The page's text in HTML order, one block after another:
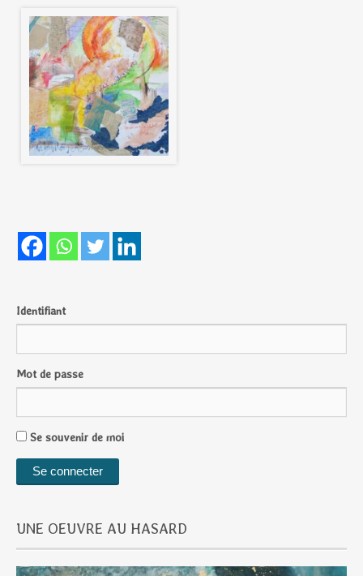
Identifiant
Mot de passe
Se souvenir de moi
UNE OEUVRE AU HASARD